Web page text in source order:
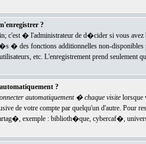
?
c'est � l'administrateur de d�cider si vous
� des fonctions additionnelles non-
etc. L'enregistrement prend seulement
?
automatiquement � chaque visitelorsque
de votre compte par quelqu'un d'autre. Pour
exemple : biblioth�que, cybercaf�,